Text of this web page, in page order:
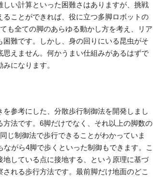
しい計算といった困難さはありますが、挑戦
ことができれば、役に立つ多脚ロボットの
も全ての脚のあらゆる動かし方を考え、リア
難です。しかし、身の回りにいる昆虫がそ
えません。何かうまい仕組みがあるはずで
になります。
参考にした、分散歩行制御法を開発しまし
法です。6脚だけでなく、それ以上の脚数の
じ制御法で歩行できることがわかっていま
がら4脚で歩くといった制御もできます。こ
している点に接地する、という原理に基づ
れる歩行方法です。最前脚だけ地面のどこ